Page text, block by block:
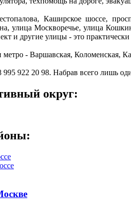
Каширское шоссе,
улица Москворечье, улица
и другие улицы - это
- Варшавская, Коломенская,
995 922 20 98. Набрав всего лишь
округ: